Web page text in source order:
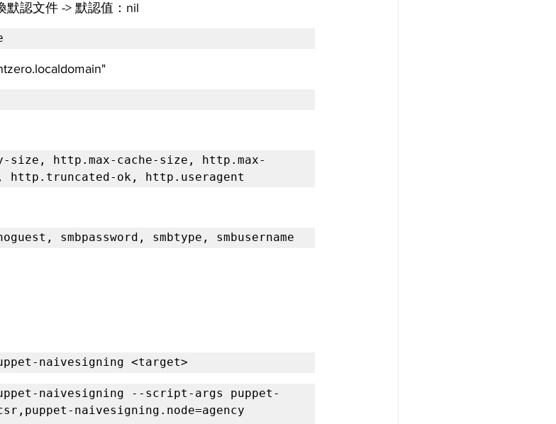
默認文件 -> 默認值：nil
size, http.max-cache-size, http.max-
ok, http.useragent
smbpassword, smbtype, smbusername
naivesigning <target>
naivesigning --script-args puppet-
naivesigning.node=agency